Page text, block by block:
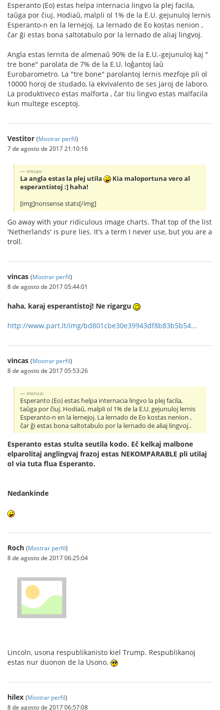
Esperanto (Eo) estas helpa internacia lingvo la plej facila,
taŭga por ĉiuj. Hodiaŭ, malpli ol 1% de la E.U. gejunuloj lernis
Esperanto-n en la lernejoj. La lernado de Eo kostas nenion ,
ĉar ĝi estas bona saltotabulo por la lernado de aliaj lingvoj.
Angla estas lernita de almenaŭ 90% de la E.U.-gejunuloj kaj "
tre bone" parolata de 7% de la E.U. loĝantoj laŭ
Eurobarometro. La "tre bone" parolantoj lernis mezfoje pli ol
10000 horoj de studado, la ekvivalento de ses jaroj de laboro.
La produktiveco estas malforta , ĉar tiu lingvo estas malfacila
kun multege esceptoj.
Vestitor (Mostrar perfil)
7 de agosto de 2017 21:10:16
vincas:
La angla estas la plej utila
Kia maloportuna vero al
esperantistoj :] haha!
[img]nonsense stats[/img]
Go away with your ridiculous image charts. That top of the list
'Netherlands' is pure lies. It's a term I never use, but you are a
troll.
vincas (Mostrar perfil)
8 de agosto de 2017 05:44:01
haha, karaj esperantistoj! Ne rigargu
http://www.part.lt/img/bd801cbe30e39943df8b83b5b54...
vincas (Mostrar perfil)
8 de agosto de 2017 05:53:26
morico:
Esperanto (Eo) estas helpa internacia lingvo la plej facila,
taŭga por ĉiuj. Hodiaŭ, malpli ol 1% de la E.U. gejunuloj lernis
Esperanto-n en la lernejoj. La lernado de Eo kostas nenion ,
ĉar ĝi estas bona saltotabulo por la lernado de aliaj lingvoj..
Esperanto estas stulta seutila kodo. Eĉ kelkaj malbone
elparolitaj anglingvaj frazoj estas NEKOMPARABLE pli utilaj
ol via tuta flua Esperanto.
Nedankinde
Roch (Mostrar perfil)
8 de agosto de 2017 06:25:04
Lincoln, usona respublikanisto kiel Trump. Respublikanoj
estas nur duonon de la Usono.
hilex (Mostrar perfil)
8 de agosto de 2017 06:57:08